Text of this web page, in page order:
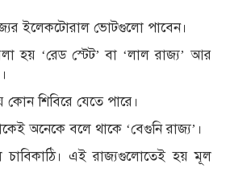
ইলেকটোরাল ভোটগুলো পাবেন।
হয় ‘রেড স্টেট’ বা ‘লাল রাজ্য’ আর
কোন শিবিরে যেতে পারে।
অনেকে বলে থাকে ‘বেগুনি রাজ্য’।
এই রাজ্যগুলোতেই হয় মূল